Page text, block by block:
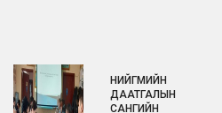
НИЙГМИЙН
ДААТГАЛЫН
САНГИЙН